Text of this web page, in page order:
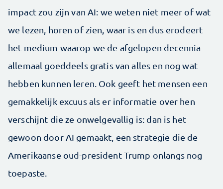
impact zou zijn van AI: we weten niet meer of wat
we lezen, horen of zien, waar is en dus erodeert
het medium waarop we de afgelopen decennia
allemaal goeddeels gratis van alles en nog wat
hebben kunnen leren. Ook geeft het mensen een
gemakkelijk excuus als er informatie over hen
verschijnt die ze onwelgevallig is: dan is het
gewoon door AI gemaakt, een strategie die de
Amerikaanse oud-president Trump onlangs nog
toepaste.